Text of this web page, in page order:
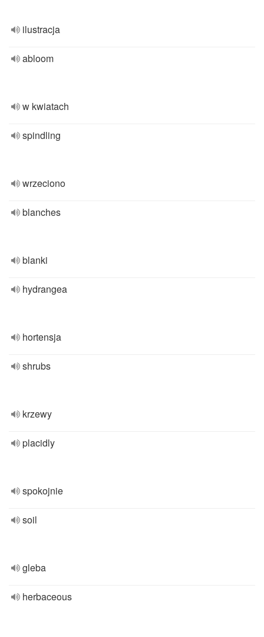
ilustracja
abloom
w kwiatach
spindling
wrzeciono
blanches
blanki
hydrangea
hortensja
shrubs
krzewy
placidly
spokojnie
soil
gleba
herbaceous